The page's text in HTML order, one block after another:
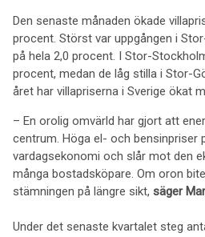
Den senaste månaden ökade
procent. Störst var uppgången i
på hela 2,0 procent. I Stor-
procent, medan de låg stilla i Stor-
året har villapriserna i Sverige ökat
– En orolig omvärld har gjort att
centrum. Höga el- och bensinpriser
vardagsekonomi och slår mot den
många bostadsköpare. Om oron
stämningen på längre sikt, säger
Under det senaste kvartalet steg